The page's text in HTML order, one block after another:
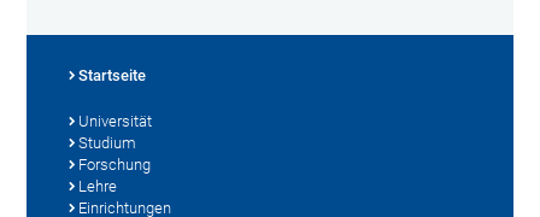
Startseite
Universität
Studium
Forschung
Lehre
Einrichtungen